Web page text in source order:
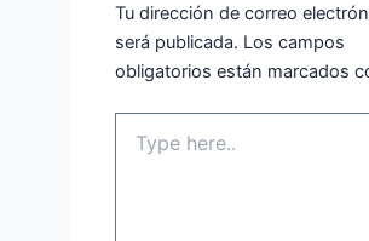
Tu dirección de correo
será publicada. Los campos
obligatorios están marcados
here..